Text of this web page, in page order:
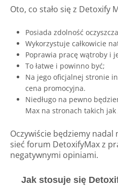
Oto, co stało się z Detoxify
Posiada zdolność
Wykorzystuje całkowicie
Poprawia pracę wątroby i
To łatwe i powinno być;
Na jego oficjalnej stronie
cena promocyjna.
Niedługo na pewno
Max na stronach takich jak
Oczywiście będziemy
sieć forum DetoxifyMax z
negatywnymi opiniami.
Jak stosuje się